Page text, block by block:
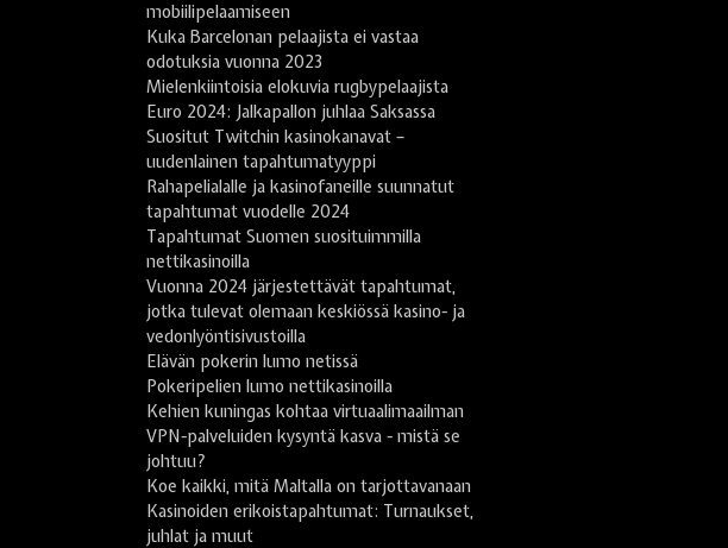
mobiilipelaamiseen
Kuka Barcelonan pelaajista ei vastaa
odotuksia vuonna 2023
Mielenkiintoisia elokuvia rugbypelaajista
Euro 2024: Jalkapallon juhlaa Saksassa
Suositut Twitchin kasinokanavat –
uudenlainen tapahtumatyyppi
Rahapelialalle ja kasinofaneille suunnatut
tapahtumat vuodelle 2024
Tapahtumat Suomen suosituimmilla
nettikasinoilla
Vuonna 2024 järjestettävät tapahtumat,
jotka tulevat olemaan keskiössä kasino- ja
vedonlyöntisivustoilla
Elävän pokerin lumo netissä
Pokeripelien lumo nettikasinoilla
Kehien kuningas kohtaa virtuaalimaailman
VPN-palveluiden kysyntä kasva - mistä se
johtuu?
Koe kaikki, mitä Maltalla on tarjottavanaan
Kasinoiden erikoistapahtumat: Turnaukset,
juhlat ja muut